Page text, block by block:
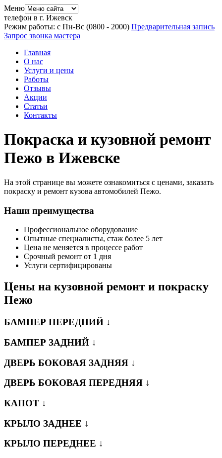
Меню
телефон в г. Ижевск
Режим работы: с Пн-Вс (0800 - 2000) Предварительная запись
Запрос звонка мастера
Главная
О нас
Услуги и цены
Работы
Отзывы
Акции
Статьи
Контакты
Покраска и кузовной ремонт
Пежо в Ижевске
На этой странице вы можете ознакомиться с ценами, заказать
покраску и ремонт кузова автомобилей Пежо.
Наши преимущества
Профессиональное оборудование
Опытные специалисты, стаж более 5 лет
Цена не меняется в процессе работ
Срочный ремонт от 1 дня
Услуги сертифицированы
Цены на кузовной ремонт и покраску
Пежо
БАМПЕР ПЕРЕДНИЙ ↓
БАМПЕР ЗАДНИЙ ↓
ДВЕРЬ БОКОВАЯ ЗАДНЯЯ ↓
ДВЕРЬ БОКОВАЯ ПЕРЕДНЯЯ ↓
КАПОТ ↓
КРЫЛО ЗАДНЕЕ ↓
КРЫЛО ПЕРЕДНЕЕ ↓